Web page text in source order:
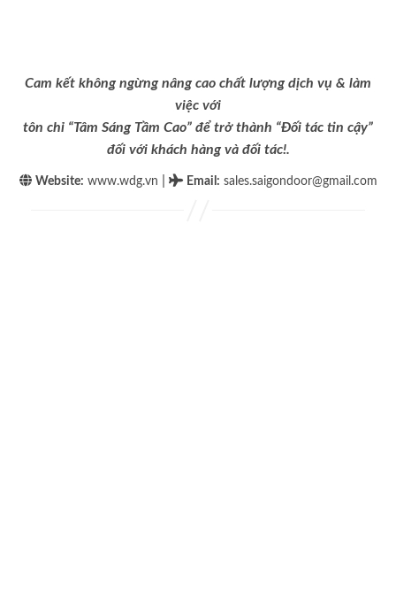
Cam kết không ngừng nâng cao chất lượng dịch vụ & làm
việc với
tôn chỉ “Tâm Sáng Tầm Cao” để trở thành “Đối tác tin cậy”
đối với khách hàng và đối tác!.
Website: www.wdg.vn Email : sales.saigondoor@gmail.com